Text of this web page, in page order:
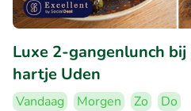
Luxe 2-gangenlunch
hartje Uden
Vandaag Morgen Zo
Do